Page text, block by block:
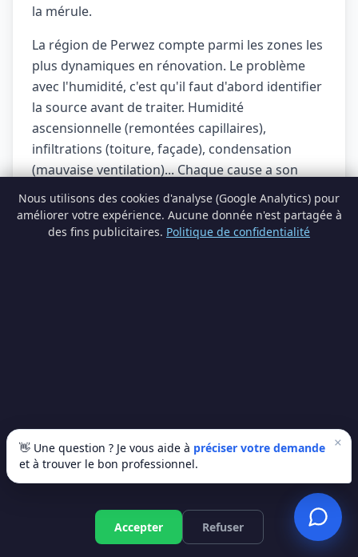
Nous utilisons des cookies d'analyse (Google Analytics) pour
améliorer votre expérience. Aucune donnée n'est partagée à
des fins publicitaires. Politique de confidentialité
Accepter Refuser
la mérule.
La région de Perwez compte parmi les zones les
plus dynamiques en rénovation. Le problème
avec l'humidité, c'est qu'il faut d'abord identifier
la source avant de traiter. Humidité
ascensionnelle (remontées capillaires),
infiltrations (toiture, façade), condensation
(mauvaise ventilation)... Chaque cause a son
traitement.
Traces d'humidité typiques
La région de Perwez compte parmi les zones les
plus dynamiques en rénovation. Trop souvent,
les gens repeignent par-dessus ou posent un
nouveau revêtement sans traiter le problème de
Devis gratuit
×
👋 Une question ? Je vous aide à préciser votre demande
et à trouver le bon professionnel.